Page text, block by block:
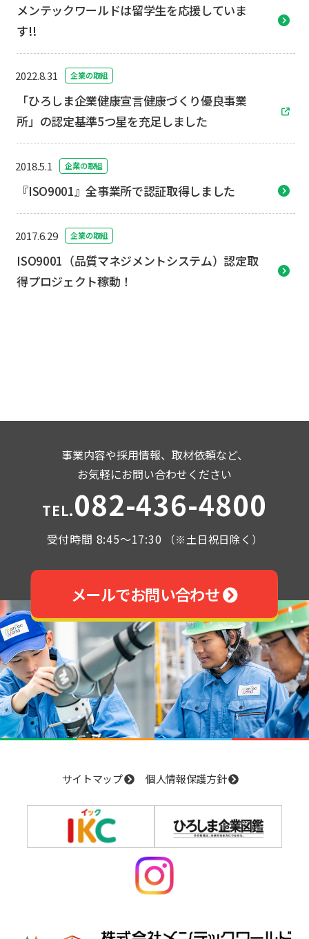
メンテックワールドは留学生を応援していま
す!!
2022.8.31 企業の取組
「ひろしま企業健康宣言健康づくり優良事業
所」の認定基準5つ星を充足しました
2018.5.1 企業の取組
『ISO9001』全事業所で認証取得しました
2017.6.29 企業の取組
ISO9001（品質マネジメントシステム）認定取
得プロジェクト稼動！
事業内容や採用情報、取材依頼など、
お気軽にお問い合わせください
TEL.082-436-4800
受付時間 8:45～17:30 （※土日祝日除く）
メールでお問い合わせ
サイトマップ 個人情報保護方針